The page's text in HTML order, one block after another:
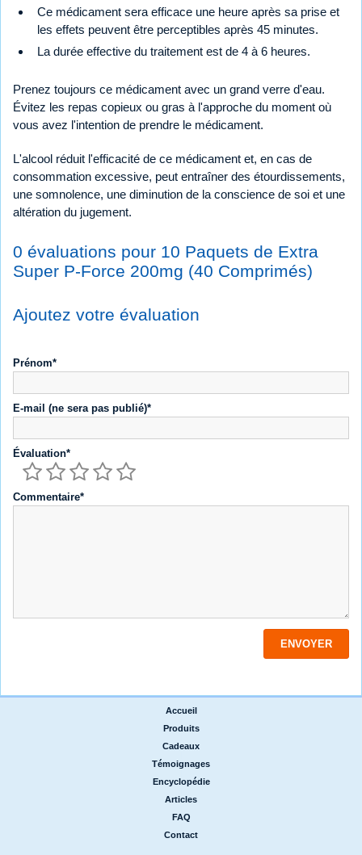
Ce médicament sera efficace une heure après sa prise et
les effets peuvent être perceptibles après 45 minutes.
La durée effective du traitement est de 4 à 6 heures.
Prenez toujours ce médicament avec un grand verre d'eau.
Évitez les repas copieux ou gras à l'approche du moment où
vous avez l'intention de prendre le médicament.
L'alcool réduit l'efficacité de ce médicament et, en cas de
consommation excessive, peut entraîner des étourdissements,
une somnolence, une diminution de la conscience de soi et une
altération du jugement.
0 évaluations pour 10 Paquets de Extra
Super P-Force 200mg (40 Comprimés)
Ajoutez votre évaluation
Prénom*
E-mail (ne sera pas publié)*
Évaluation*
Commentaire*
Accueil
Produits
Cadeaux
Témoignages
Encyclopédie
Articles
FAQ
Contact